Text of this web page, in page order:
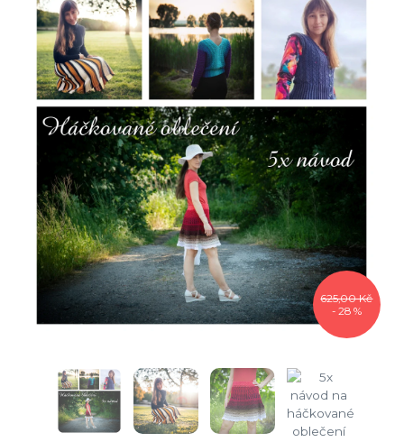
625,00 Kč
- 28 %